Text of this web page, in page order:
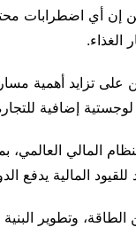
إن أي اضطرابات
الغذاء.
تزايد أهمية
إضافية
المالي العالمي،
للقيود المالية
وتطوير